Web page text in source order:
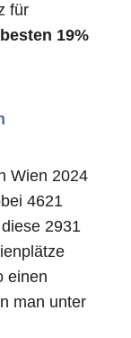
für
besten 19%
Wien 2024
4621
2931
einen
man unter